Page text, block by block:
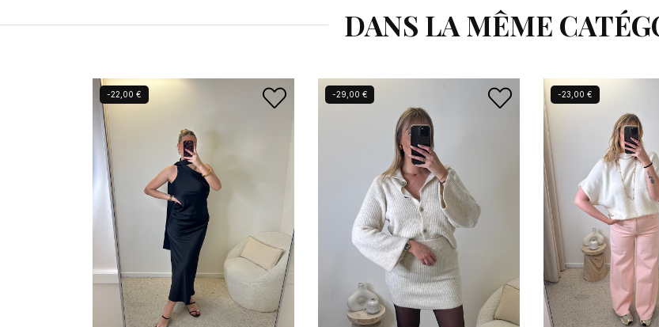
DANS LA MÊME
-22,00 € -29,00 € -23,00 €
Se connecter
Vous devez être connecté pour enregistrer des produits
d'envies.